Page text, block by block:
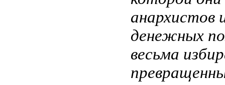
анархистов
денежных
весьма